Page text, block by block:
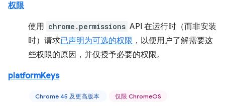
权限
使用 chrome.permissions API 在运行时（而非安装
时）请求已声明为可选的权限 ，以便用户了解需要这
些权限的原因，并仅授予必要的权限。
platformKeys
Chrome 45 及更高版本 仅限 ChromeOS